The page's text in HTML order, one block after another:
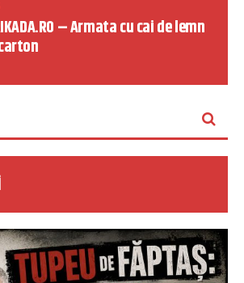
– Armata cu cai de lemn